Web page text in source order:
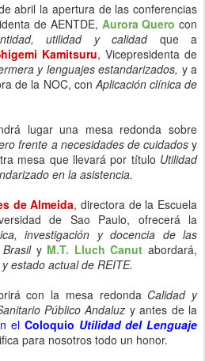
abril la apertura de las conferencias
de AENTDE, Aurora Quero con
utilidad y calidadque a
Kamitsuru, Vicepresidenta de
y lenguajes estandarizados, y a
de la NOC, conAplicación clínica de
lugar una mesa redonda sobre
frente a necesidades de cuidados y
mesa que llevará por título Utilidad
en la asistencia.
de Almeida, directora de la Escuela
de Sao Paulo, ofrecerá la
investigación y docencia de las
y M.T. Lluch Canut abordará,
estado actual de REITE.
con la mesa redonda Calidad y
Público Andaluz y antes de la
el Coloquio Utilidad del Lenguaje
para nosotros todo un honor.